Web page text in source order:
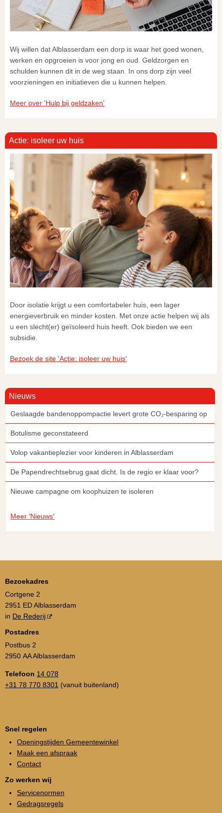
Wij willen dat Alblasserdam een dorp is waar het goed wonen,
werken en opgroeien is voor jong en oud. Geldzorgen en
schulden kunnen dit in de weg staan. In ons dorp zijn veel
voorzieningen en initiatieven die u kunnen helpen.
Meer over 'Hulp bij geldzaken'
Actie: isoleer uw huis
Door isolatie krijgt u een comfortabeler huis, een lager
energieverbruik en minder kosten. Met onze actie helpen wij als
u een slecht(er) geïsoleerd huis heeft. Ook bieden we een
subsidie.
Bezoek de site 'Actie: isoleer uw huis'
Nieuws
Geslaagde bandenoppompactie levert grote CO₂-besparing op
Botulisme geconstateerd
Volop vakantieplezier voor kinderen in Alblasserdam
De Papendrechtsebrug gaat dicht. Is de regio er klaar voor?
Nieuwe campagne om koophuizen te isoleren
Meer 'Nieuws'
Bezoekadres
Cortgene 2
2951 ED Alblasserdam
in De Rederij
Postadres
Postbus 2
2950 AA Alblasserdam
Telefoon 14 078
+31 78 770 8301 (vanuit buitenland)
Snel regelen
Openingstijden Gemeentewinkel
Maak een afspraak
Contact
Zo werken wij
Servicenormen
Gedragsregels